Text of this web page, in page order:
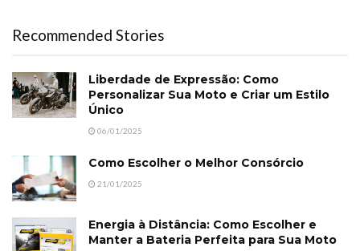
Recommended Stories
Liberdade de Expressão: Como
Personalizar Sua Moto e Criar um Estilo
Único
06/01/2025
Como Escolher o Melhor Consórcio
21/01/2025
Energia à Distância: Como Escolher e
Manter a Bateria Perfeita para Sua Moto